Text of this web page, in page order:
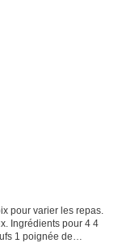
pour varier les repas.
Ingrédients pour 4 4
1 poignée de